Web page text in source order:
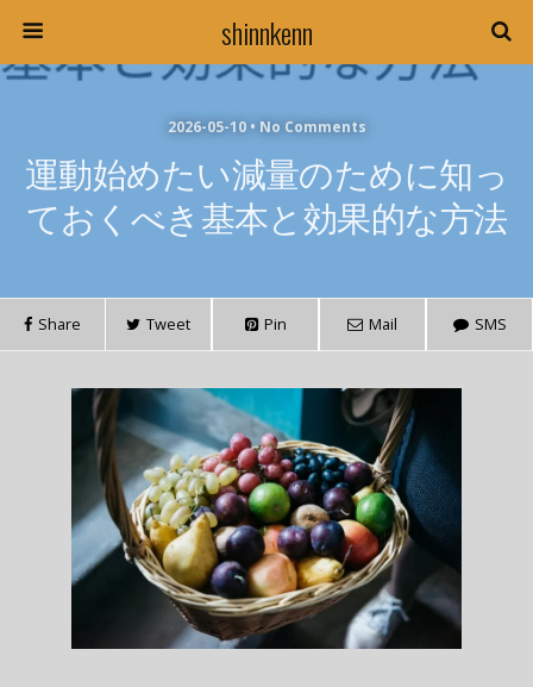
shinnkenn
2026-05-10 • No Comments
運動始めたい減量のために知っ
ておくべき基本と効果的な方法
Share Tweet Pin Mail SMS